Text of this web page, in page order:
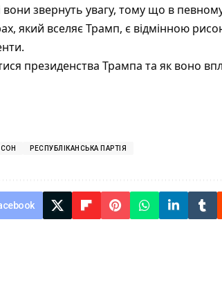
звернуть увагу, тому що в
який вселяє Трамп, є відмінною
президенства Трампа та як воно
РЕСПУБЛІКАНСЬКА ПАРТІЯ